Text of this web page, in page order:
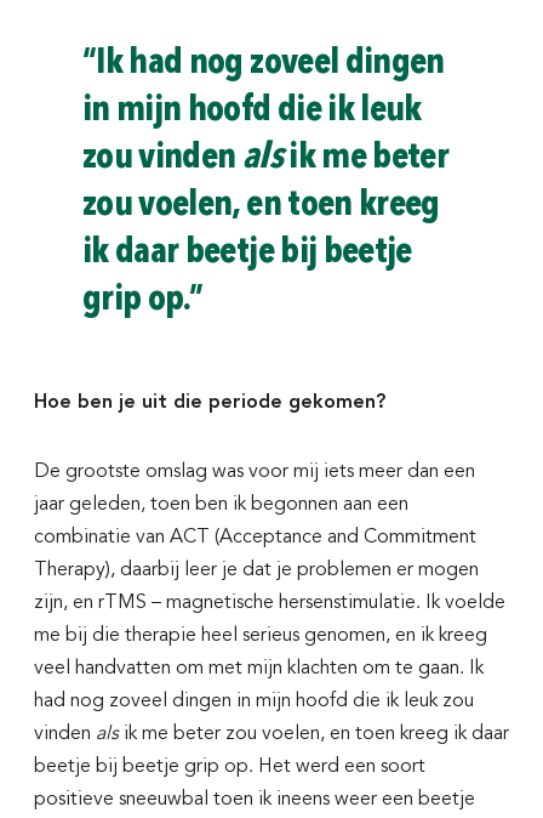
“Ik had nog zoveel dingen
in mijn hoofd die ik leuk
zou vindenalsik me beter
zou voelen, en toen kreeg
ik daar beetje bij beetje
grip op.”
Hoe ben je uit die periode gekomen?
De grootste omslag was voor mij iets meer dan een
jaar geleden, toen ben ik begonnen aan een
combinatie van ACT (Acceptance and Commitment
Therapy), daarbij leer je dat je problemen er mogen
zijn, en rTMS – magnetische hersenstimulatie. Ik voelde
me bij die therapie heel serieus genomen, en ik kreeg
veel handvatten om met mijn klachten om te gaan. Ik
had nog zoveel dingen in mijn hoofd die ik leuk zou
vinden alsik me beter zou voelen, en toen kreeg ik daar
beetje bij beetje grip op. Het werd een soort
positieve sneeuwbal toen ik ineens weer een beetje